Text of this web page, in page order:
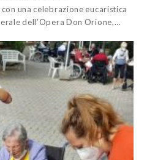
una celebrazione eucaristica
dell’Opera Don Orione,…